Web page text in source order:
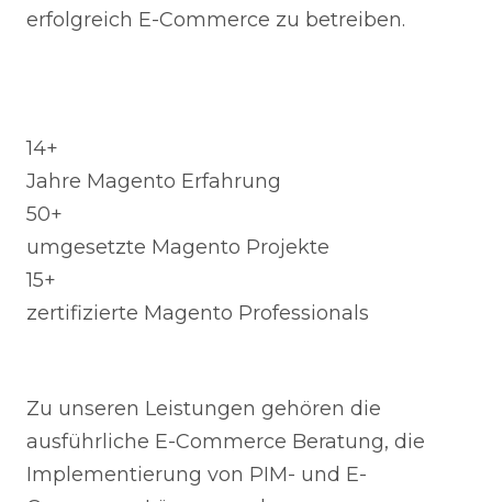
erfolgreich E-Commerce zu betreiben.
14+
Jahre Magento Erfahrung
50+
umgesetzte Magento Projekte
15+
zertifizierte Magento Professionals
Zu unseren Leistungen gehören die
ausführliche E-Commerce Beratung, die
Implementierung von PIM- und E-